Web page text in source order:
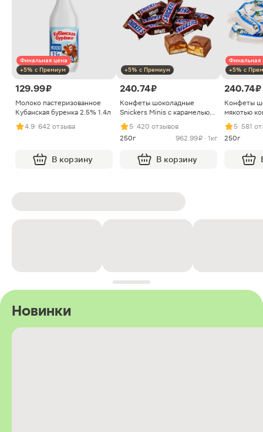
Финальная цена
+5% с Премиум
129.99 ₽
Молоко пастеризованное
Кубанская буренка 2.5% 1.4л
4.9· 642 отзыва
В корзину
+5% с Премиум
240.74 ₽
Конфеты шоколадные
Snickers Minis с карамелью
арахисом и нугой
5· 420 отзывов
250г
962.99 ₽ · 1кг
В корзину
Финальная
+5% с
240.74 ₽
Конфеты
мякотью
5· 581
250г
Новинки